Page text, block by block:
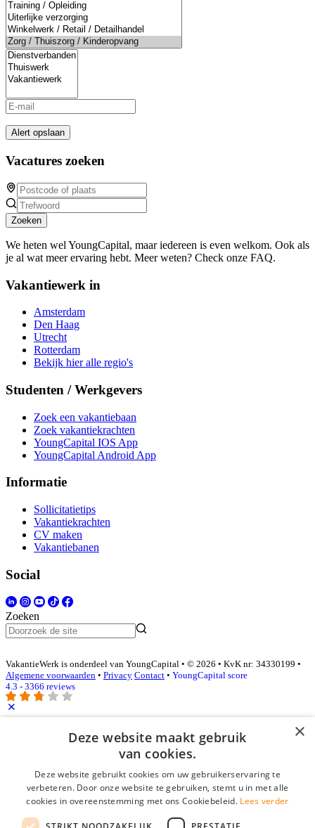
Alert opslaan
Vacatures zoeken
Zoeken
We heten wel YoungCapital, maar iedereen is even welkom. Ook als
je al wat meer ervaring hebt. Meer weten? Check onze FAQ.
Vakantiewerk in
Amsterdam
Den Haag
Utrecht
Rotterdam
Bekijk hier alle regio's
Studenten / Werkgevers
Zoek een vakantiebaan
Zoek vakantiekrachten
YoungCapital IOS App
YoungCapital Android App
Informatie
Sollicitatietips
Vakantiekrachten
CV maken
Vakantiebanen
Social
Zoeken
VakantieWerk is onderdeel van YoungCapital • © 2026 • KvK nr: 34330199 •
Algemene voorwaarden • Privacy Contact • YoungCapital score
4.3 - 3366 reviews
Inloggen als bedrijf
Wachtwoord
×
Deze website maakt gebruik
van cookies.
Deze website gebruikt cookies om uw gebruikerservaring te
verbeteren. Door onze website te gebruiken, stemt u in met alle
cookies in overeenstemming met ons Cookiebeleid. Lees verder